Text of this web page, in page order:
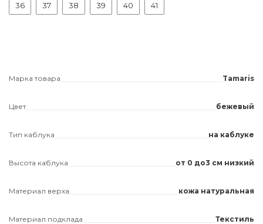
36 37 38 39 40 41
Марка товара Tamaris
Цвет бежевый
Тип каблука на каблуке
Высота каблука от 0 до3 см низкий
Материал верха кожа натуральная
Материал подклада Текстиль